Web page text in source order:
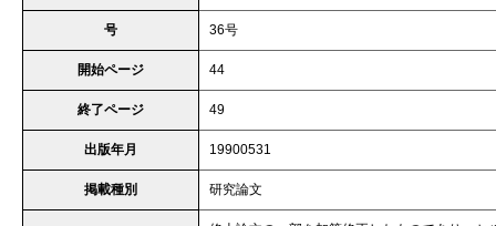
号 36号
開始ページ 44
終了ページ 49
出版年月 19900531
掲載種別 研究論文